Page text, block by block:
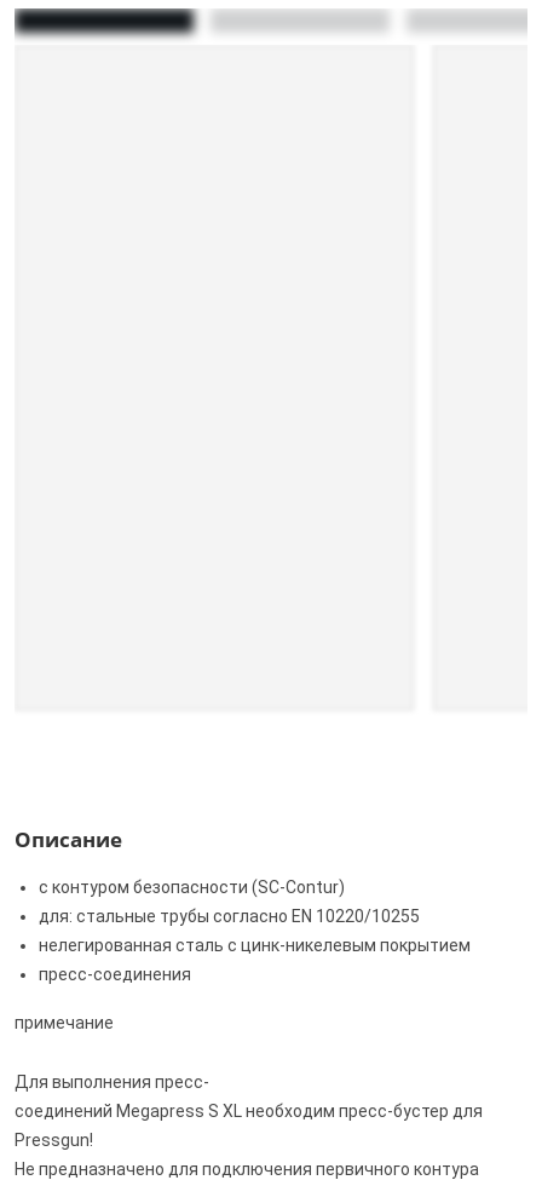
Описание
с контуром безопасности (SC‑Contur)
для: стальные трубы согласно EN 10220/10255
нелегированная сталь с цинк-никелевым покрытием
пресс-соединения
примечание
Для выполнения пресс-
соединений Megapress S XL необходим пресс-бустер для
Pressgun!
Не предназначено для подключения первичного контура